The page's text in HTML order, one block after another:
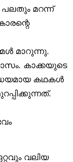
മറന്ന്
മാറുന്നു.
കാക്കയുടെ
കഥകൾ
വലിയ